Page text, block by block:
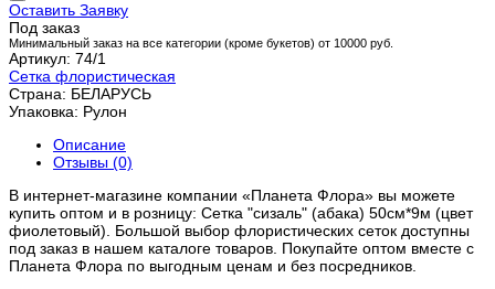
Оставить Заявку
Под заказ
Минимальный заказ на все категории (кроме букетов) от 10000 руб.
Артикул: 74/1
Сетка флористическая
Страна: БЕЛАРУСЬ
Упаковка: Рулон
Описание
Отзывы (0)
В интернет-магазине компании «Планета Флора» вы можете
купить оптом и в розницу: Сетка "сизаль" (абака) 50см*9м (цвет
фиолетовый). Большой выбор флористических сеток доступны
под заказ в нашем каталоге товаров. Покупайте оптом вместе с
Планета Флора по выгодным ценам и без посредников.